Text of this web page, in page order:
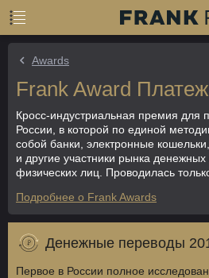
Awards
Frank Award
Кросс-индустриальная премия для
России, в которой по единой
собой банки, электронные
и другие участники рынка
физических лиц. Проводилась
Подробнее о Frank Awards
Денежные переводы
Первое в России полное